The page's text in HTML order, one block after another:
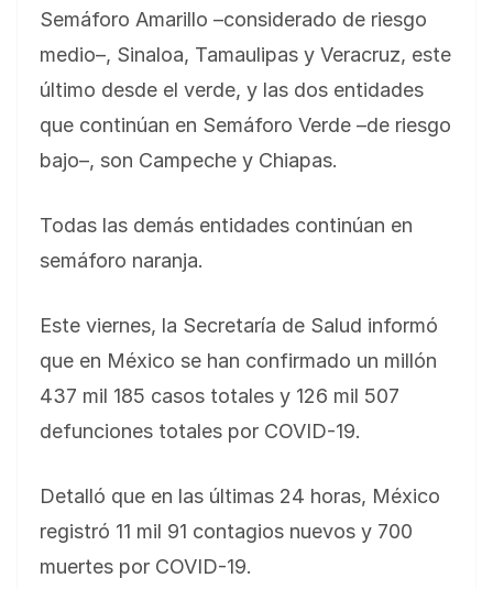
Semáforo Amarillo –considerado de riesgo
medio–, Sinaloa, Tamaulipas y Veracruz, este
último desde el verde, y las dos entidades
que continúan en Semáforo Verde –de riesgo
bajo–, son Campeche y Chiapas.
Todas las demás entidades continúan en
semáforo naranja.
Este viernes, la Secretaría de Salud informó
que en México se han confirmado un millón
437 mil 185 casos totales y 126 mil 507
defunciones totales por COVID-19.
Detalló que en las últimas 24 horas, México
registró 11 mil 91 contagios nuevos y 700
muertes por COVID-19.